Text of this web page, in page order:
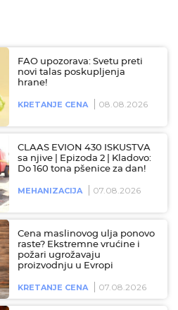
FAO upozorava: Svetu preti
novi talas poskupljenja
hrane!
KRETANJE CENA 08.08.2026
CLAAS EVION 430 ISKUSTVA
sa njive | Epizoda 2 | Kladovo:
Do 160 tona pšenice za dan!
MEHANIZACIJA 07.08.2026
Cena maslinovog ulja ponovo
raste? Ekstremne vrućine i
požari ugrožavaju
proizvodnju u Evropi
KRETANJE CENA 07.08.2026